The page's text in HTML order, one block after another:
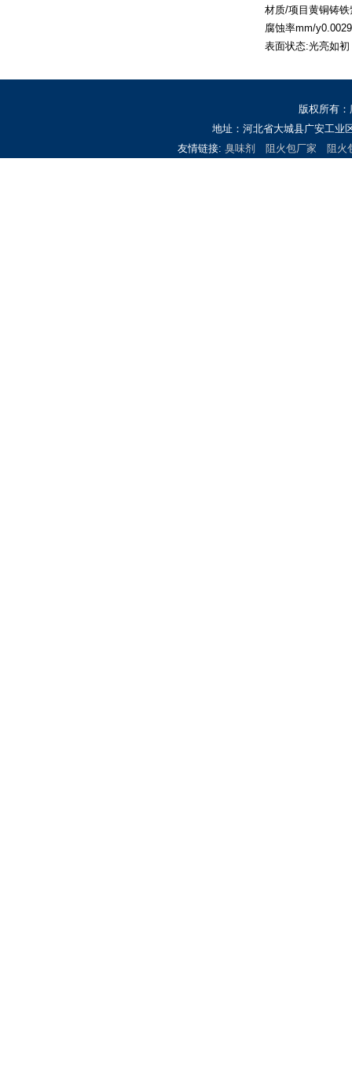
材质/项目黄铜铸
腐蚀率mm/
表面状态:光亮如初
版权所有
地址：河北省大城县广安
友情链接: 臭味剂 阻火包厂家 阻火